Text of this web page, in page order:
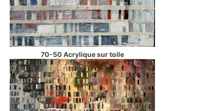
70-50 Acrylique sur toile